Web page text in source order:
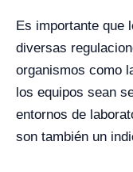
Es importante que
diversas
organismos como
los equipos sean
entornos de
son también un